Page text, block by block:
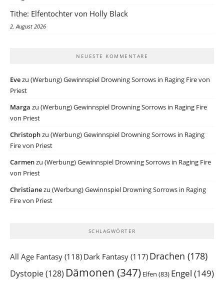
Tithe: Elfentochter von Holly Black
2. August 2026
NEUESTE KOMMENTARE
Evezu (Werbung) Gewinnspiel Drowning Sorrows in Raging Fire von
Priest
Marga zu (Werbung) Gewinnspiel Drowning Sorrows in Raging Fire
von Priest
Christophzu (Werbung) Gewinnspiel Drowning Sorrows in Raging
Fire von Priest
Carmenzu (Werbung) Gewinnspiel Drowning Sorrows in Raging Fire
von Priest
Christianezu (Werbung) Gewinnspiel Drowning Sorrows in Raging
Fire von Priest
SCHLAGWÖRTER
All Age Fantasy (118) Dark Fantasy (117) Drachen (178)
Dystopie(128) Dämonen (347) Elfen (83) Engel (149)